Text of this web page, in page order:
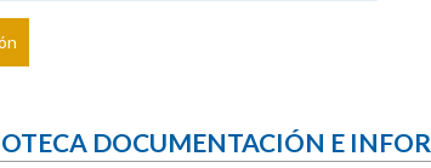
Investigador
DOCUMENTACIÓN E